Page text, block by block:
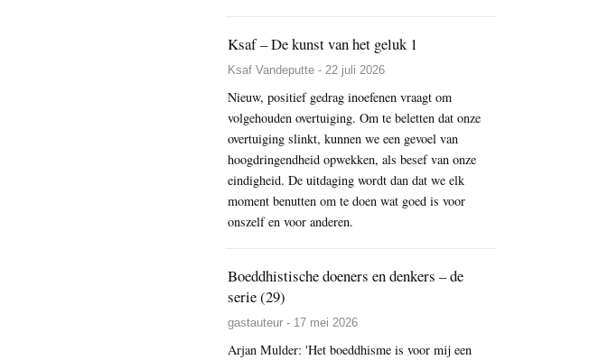
Ksaf – De kunst van het geluk 1
Ksaf Vandeputte - 22 juli 2026
Nieuw, positief gedrag inoefenen vraagt om
volgehouden overtuiging. Om te beletten dat onze
overtuiging slinkt, kunnen we een gevoel van
hoogdringendheid opwekken, als besef van onze
eindigheid. De uitdaging wordt dan dat we elk
moment benutten om te doen wat goed is voor
onszelf en voor anderen.
Boeddhistische doeners en denkers – de
serie (29)
gastauteur - 17 mei 2026
Arjan Mulder: 'Het boeddhisme is voor mij een